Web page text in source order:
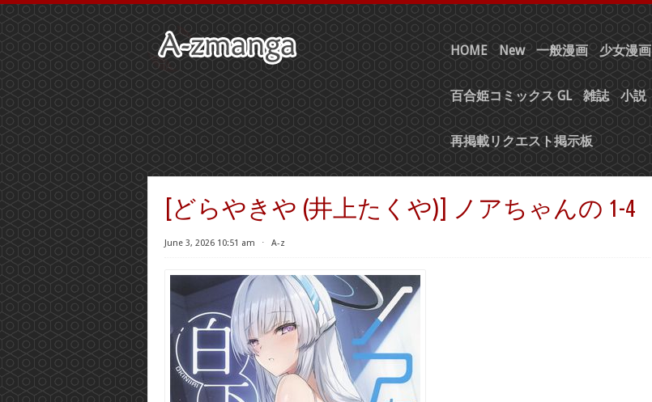
HOME New 一般漫画 少女漫画
百合姫コミックス GL 雑誌 小説
再掲載リクエスト掲示板
[どらやきや (井上たくや)] ノアちゃんの 1-4
June 3, 2026 10:51 am ⋅ A-z